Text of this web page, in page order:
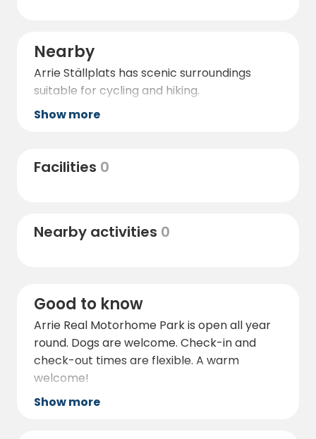
Nearby
Arrie Ställplats has scenic surroundings
suitable for cycling and hiking.
Show more
Facilities 0
Nearby activities 0
Good to know
Arrie Real Motorhome Park is open all year
round. Dogs are welcome. Check-in and
check-out times are flexible. A warm
welcome!
Show more